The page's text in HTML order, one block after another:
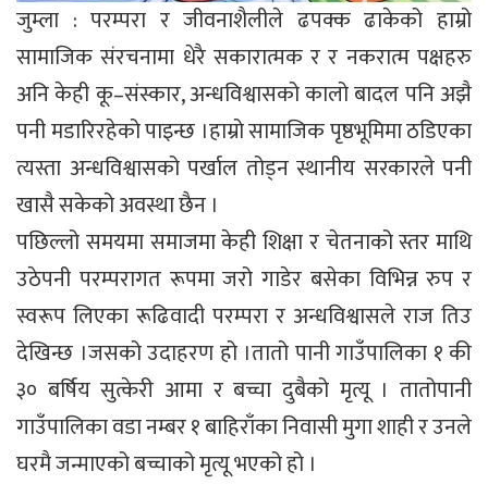
जुम्ला : परम्परा र जीवनाशैलीले ढपक्क ढाकेको हाम्रो
सामाजिक संरचनामा धेरै सकारात्मक र र नकरात्म पक्षहरु
अनि केही कू–संस्कार, अन्धविश्वासको कालो बादल पनि अझै
पनी मडारिरहेको पाइन्छ ।हाम्रो सामाजिक पृष्ठभूमिमा ठडिएका
त्यस्ता अन्धविश्वासको पर्खाल तोड्न स्थानीय सरकारले पनी
खासै सकेको अवस्था छैन ।
पछिल्लो समयमा समाजमा केही शिक्षा र चेतनाको स्तर माथि
उठेपनी परम्परागत रूपमा जरो गाडेर बसेका विभिन्न रुप र
स्वरूप लिएका रूढिवादी परम्परा र अन्धविश्वासले राज तिउ
देखिन्छ ।जसको उदाहरण हो ।तातो पानी गाउँपालिका १ की
३० बर्षिय सुत्केरी आमा र बच्चा दुबैको मृत्यू । तातोपानी
गाउँपालिका वडा नम्बर १ बाहिराँका निवासी मुगा शाही र उनले
घरमै जन्माएको बच्चाको मृत्यू भएको हो ।